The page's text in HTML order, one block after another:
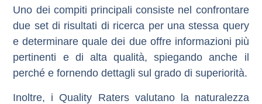
Uno dei compiti principali consiste nel confrontare
due set di risultati di ricerca per una stessa query
e determinare quale dei due offre informazioni più
pertinenti e di alta qualità, spiegando anche il
perché e fornendo dettagli sul grado di superiorità.
Inoltre, i Quality Raters valutano la naturalezza